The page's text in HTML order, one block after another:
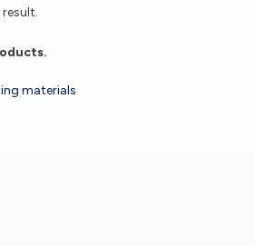
materials